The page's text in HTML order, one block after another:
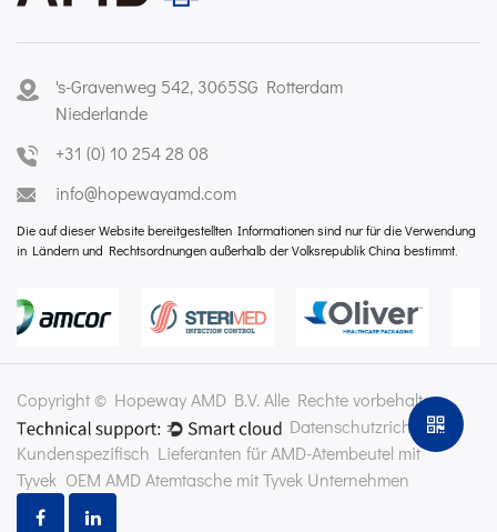
's-Gravenweg 542, 3065SG Rotterdam
Niederlande
+31 (0) 10 254 28 08
info@hopewayamd.com
Die auf dieser Website bereitgestellten Informationen sind nur für die Verwendung
in Ländern und Rechtsordnungen außerhalb der Volksrepublik China bestimmt.
Copyright © Hopeway AMD B.V. Alle Rechte vorbehalten.
Datenschutzrichtlinie
Kundenspezifisch Lieferanten für AMD-Atembeutel mit
Tyvek OEM AMD Atemtasche mit Tyvek Unternehmen